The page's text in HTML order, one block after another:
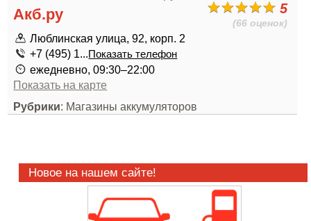
5
(66 оценок)
Акб.ру
Люблинская улица, 92, корп. 2
+7 (495) 1...Показать телефон
ежедневно, 09:30–22:00
Показать на карте
Рубрики: Магазины аккумуляторов
Новое на нашем сайте!